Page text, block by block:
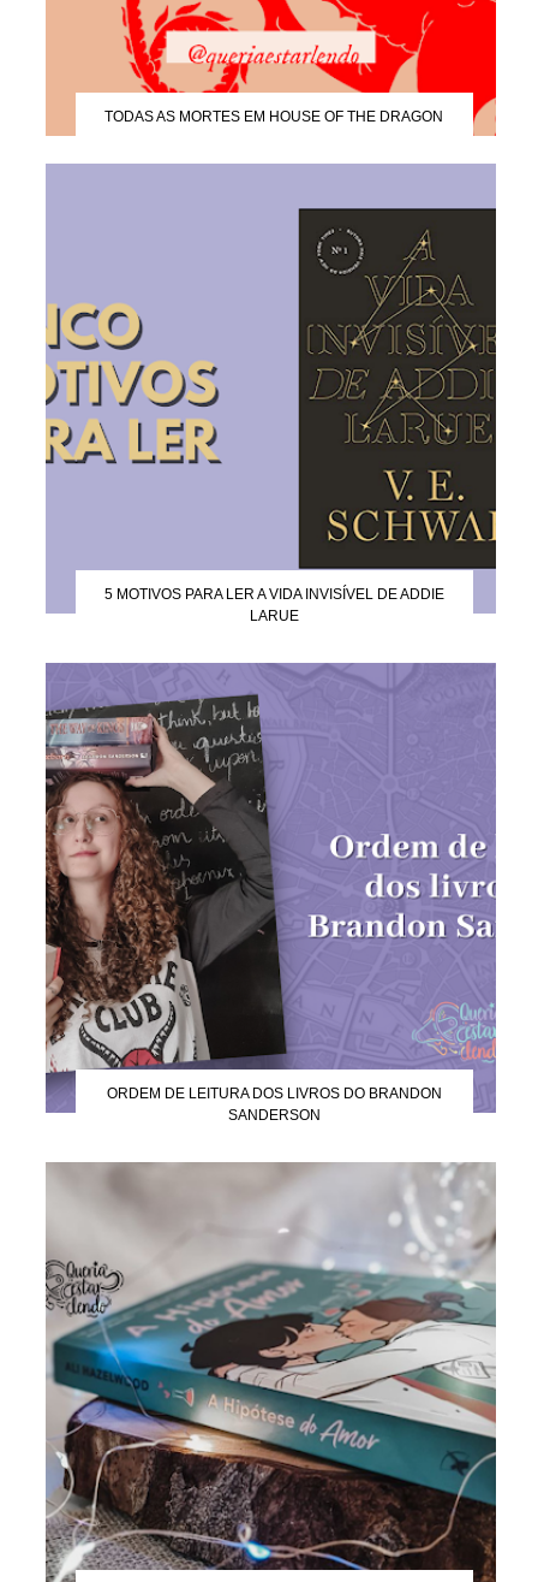
TODAS AS MORTES EM HOUSE OF THE DRAGON
5 MOTIVOS PARA LER A VIDA INVISÍVEL DE ADDIE
LARUE
ORDEM DE LEITURA DOS LIVROS DO BRANDON
SANDERSON